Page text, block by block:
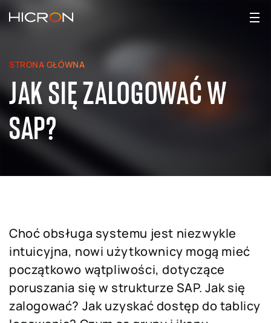
STRONA GŁÓWNA
JAK SIĘ ZALOGOWAĆ W
SAP?
Choć obsługa systemu jest niezwykle
intuicyjna, nowi użytkownicy mogą mieć
początkowo wątpliwości, dotyczące
poruszania się w strukturze SAP. Jak się
zalogować? Jak uzyskać dostęp do tablicy